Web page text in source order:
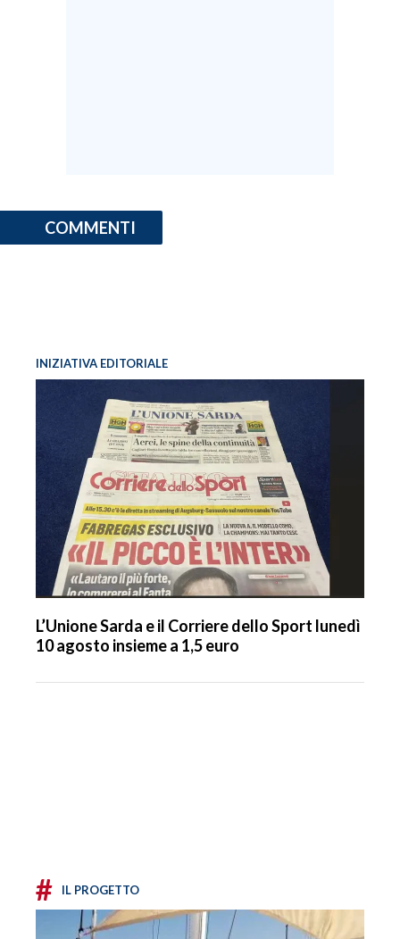
COMMENTI
INIZIATIVA EDITORIALE
L’Unione Sarda e il Corriere dello Sport lunedì
10 agosto insieme a 1,5 euro
# IL PROGETTO